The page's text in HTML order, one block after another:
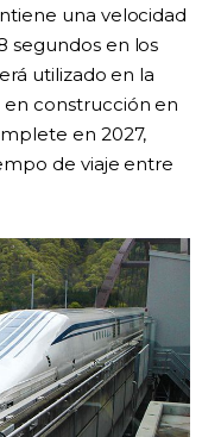
una velocidad
segundos en los
utilizado en la
en construcción en
en 2027,
de viaje entre